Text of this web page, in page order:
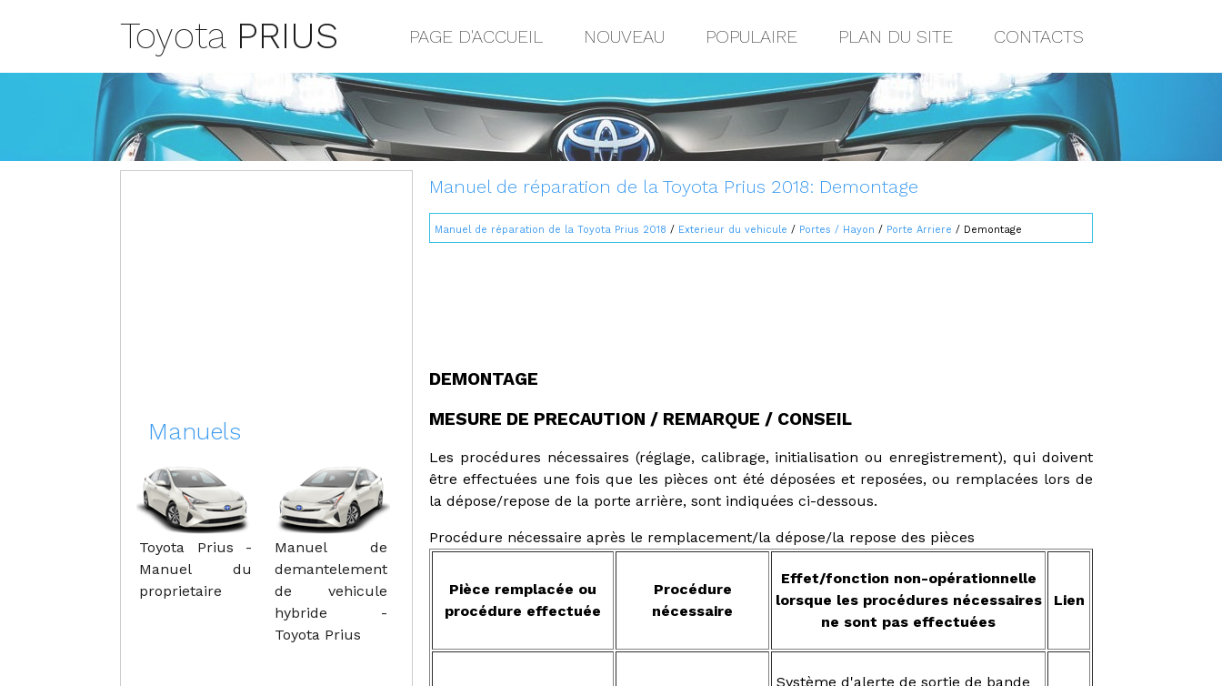
Toyota PRIUS PAGE D'ACCUEIL NOUVEAU POPULAIRE PLAN DU SITE CONTACTS
Manuel de réparation de la Toyota Prius 2018: Demontage
Manuel de réparation de la Toyota Prius 2018 / Exterieur du vehicule / Portes / Hayon / Porte Arriere / Demontage
DEMONTAGE
MESURE DE PRECAUTION / REMARQUE / CONSEIL
Les procédures nécessaires (réglage, calibrage, initialisation ou enregistrement), qui doivent
être effectuées une fois que les pièces ont été déposées et reposées, ou remplacées lors de
la dépose/repose de la porte arrière, sont indiquées ci-dessous.
Procédure nécessaire après le remplacement/la dépose/la repose des pièces
Pièce remplacée ou
procédure effectuée
Procédure
nécessaire
Effet/fonction non-opérationnelle
lorsque les procédures nécessaires
ne sont pas effectuées
Lien
Système d'alerte de sortie de bande
Manuels
Toyota Prius -
Manuel du
proprietaire
Manuel de
demantelement
de vehicule
hybride -
Toyota Prius